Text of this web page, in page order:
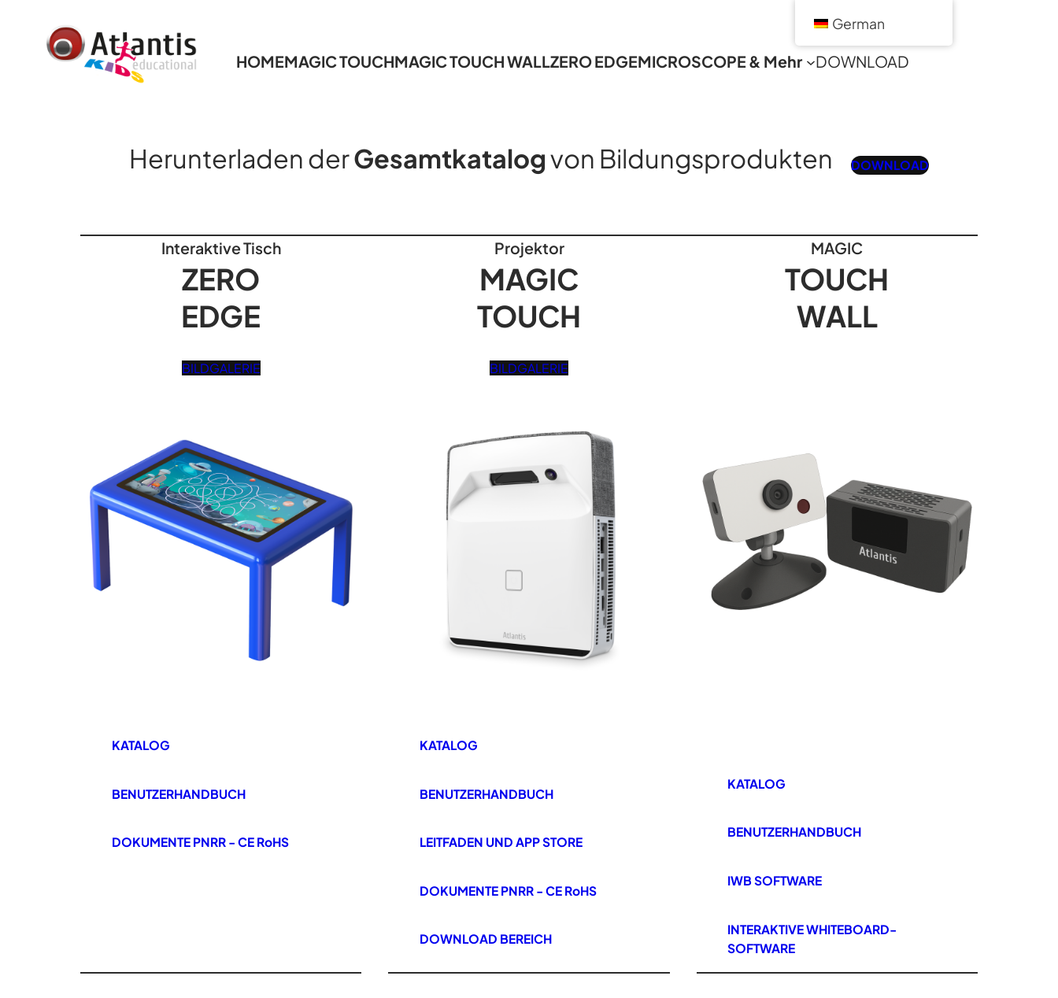
HOMEMAGIC TOUCHMAGIC TOUCH WALLZERO EDGEMICROSCOPE & Mehr DOWNLOAD
Herunterladen derGesamtkatalogvon Bildungsprodukten DOWNLOAD
Interaktive Tisch
ZERO
EDGE
BILDGALERIE
KATALOG
BENUTZERHANDBUCH
DOKUMENTE PNRR - CE RoHS
Projektor
MAGIC
TOUCH
BILDGALERIE
KATALOG
BENUTZERHANDBUCH
LEITFADEN UND APP STORE
DOKUMENTE PNRR - CE RoHS
DOWNLOAD BEREICH
MAGIC
TOUCH
WALL
KATALOG
BENUTZERHANDBUCH
IWB SOFTWARE
INTERAKTIVE WHITEBOARD-
SOFTWARE
German